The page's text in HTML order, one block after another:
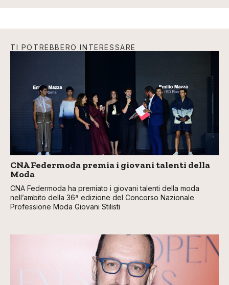
TI POTREBBERO INTERESSARE
CNA Federmoda premia i giovani talenti della
Moda
CNA Federmoda ha premiato i giovani talenti della moda
nell’ambito della 36ª edizione del Concorso Nazionale
Professione Moda Giovani Stilisti